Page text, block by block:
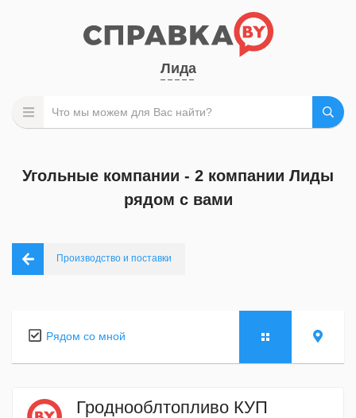
Лида
Угольные компании - 2 компании Лиды
рядом с вами
Производство и поставки
Рядом со мной
Гроднооблтопливо КУП